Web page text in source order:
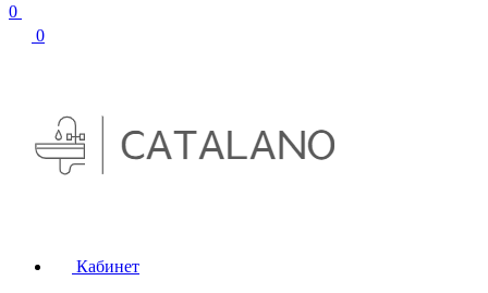
0
0
Кабинет